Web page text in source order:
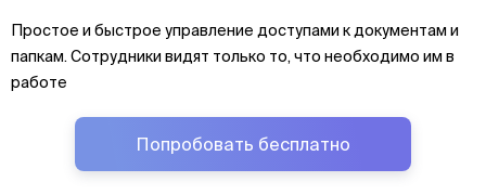
Простое и быстрое управление доступами к документам и
папкам. Сотрудники видят только то, что необходимо им в
работе
Попробовать бесплатно